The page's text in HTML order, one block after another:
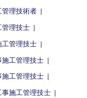
理技術者
理技士
管理技士
工管理技士
工管理技士
施工管理技士